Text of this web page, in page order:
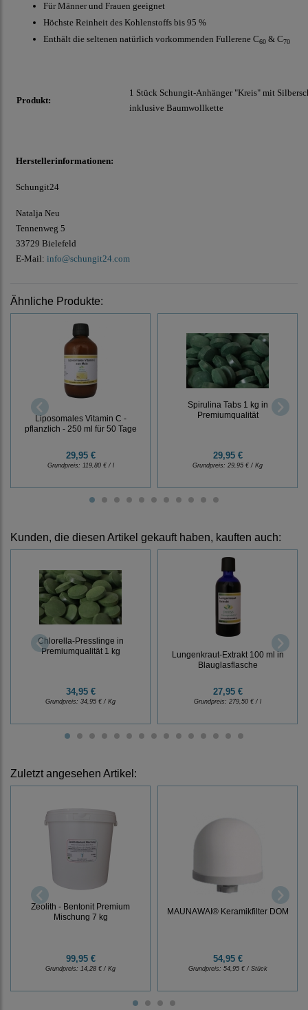
Für Männer und Frauen geeignet
Höchste Reinheit des Kohlenstoffs bis 95 %
Enthält die seltenen natürlich vorkommenden Fullerene C60 & C70
Produkt:
1 Stück Schungit-Anhänger "Kreis" mit
inklusive Baumwollkette
Herstellerinformationen:
Schungit24
Natalja Neu
Tennenweg 5
33729 Bielefeld
E-Mail: info@schungit24.com
Ähnliche Produkte:
Liposomales Vitamin C -
pflanzlich - 250 ml für 50 Tage
29,95 €
Grundpreis: 119,80 € / l
Spirulina Tabs 1 kg in
Premiumqualität
29,95 €
Grundpreis: 29,95 € / Kg
Kunden, die diesen Artikel gekauft haben, kauften auch:
Chlorella-Presslinge in
Premiumqualität 1 kg
34,95 €
Grundpreis: 34,95 € / Kg
Lungenkraut-Extrakt 100 ml in
Blauglasflasche
27,95 €
Grundpreis: 279,50 € / l
Zuletzt angesehen Artikel:
Zeolith - Bentonit Premium
Mischung 7 kg
99,95 €
Grundpreis: 14,28 € / Kg
MAUNAWAI® Keramikfilter DOM
54,95 €
Grundpreis: 54,95 € / Stück